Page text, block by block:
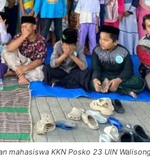
mahasiswa KKN Posko 23 UIN